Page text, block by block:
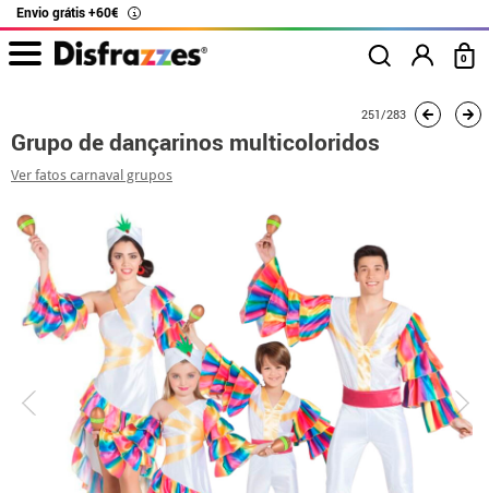
Envio grátis +60€ i
0
Grupo de dançarinos multicoloridos
251/283
Grupo de dançarinos multicoloridos
Ver fatos carnaval grupos